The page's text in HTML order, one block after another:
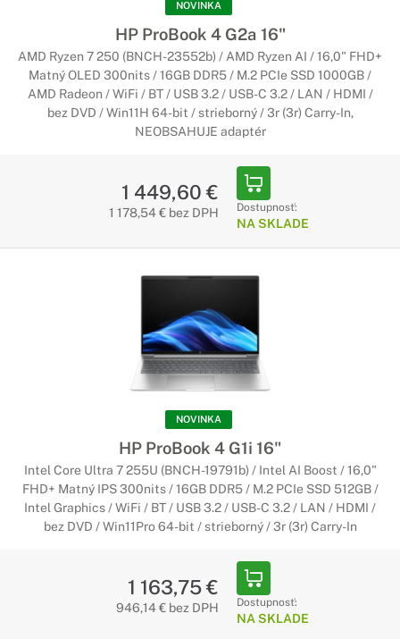
NOVINKA
HP ProBook 4 G2a 16"
AMD Ryzen 7 250 (BNCH-23552b) / AMD Ryzen AI / 16,0" FHD+
Matný OLED 300nits / 16GB DDR5 / M.2 PCIe SSD 1000GB /
AMD Radeon / WiFi / BT / USB 3.2 / USB-C 3.2 / LAN / HDMI /
bez DVD / Win11H 64-bit / strieborný / 3r (3r) Carry-In,
NEOBSAHUJE adaptér
1 449,60 €
1 178,54 € bez DPH Dostupnosť:
NA SKLADE
NOVINKA
HP ProBook 4 G1i 16"
Intel Core Ultra 7 255U (BNCH-19791b) / Intel AI Boost / 16,0"
FHD+ Matný IPS 300nits / 16GB DDR5 / M.2 PCIe SSD 512GB /
Intel Graphics / WiFi / BT / USB 3.2 / USB-C 3.2 / LAN / HDMI /
bez DVD / Win11Pro 64-bit / strieborný / 3r (3r) Carry-In
1 163,75 €
946,14 € bez DPH Dostupnosť:
NA SKLADE